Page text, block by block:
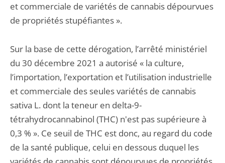
et commerciale de variétés de cannabis dépourvues
de propriétés stupéfiantes ».
Sur la base de cette dérogation, l’arrêté ministériel
du 30 décembre 2021 a autorisé « la culture,
l’importation, l’exportation et l’utilisation industrielle
et commerciale des seules variétés de cannabis
sativa L. dont la teneur en delta-9-
tétrahydrocannabinol (THC) n'est pas supérieure à
0,3 % ». Ce seuil de THC est donc, au regard du code
de la santé publique, celui en dessous duquel les